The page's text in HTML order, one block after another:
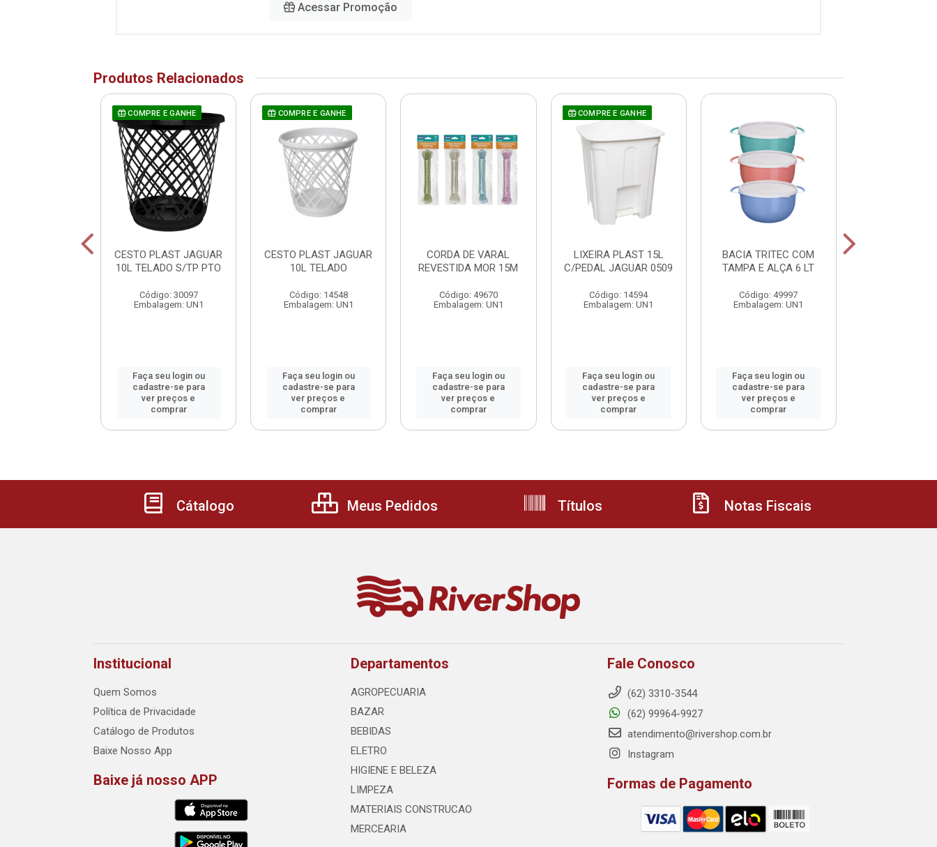
Acessar Promoção
Produtos Relacionados
COMPRE E GANHE
CESTO PLAST JAGUAR
10L TELADO S/TP PTO
Código: 30097
Embalagem: UN1
Faça seu login ou
cadastre-se para
ver preços e
comprar
COMPRE E GANHE
CESTO PLAST JAGUAR
10L TELADO
Código: 14548
Embalagem: UN1
Faça seu login ou
cadastre-se para
ver preços e
comprar
CORDA DE VARAL
REVESTIDA MOR 15M
Código: 49670
Embalagem: UN1
Faça seu login ou
cadastre-se para
ver preços e
comprar
COMPRE E GANHE
LIXEIRA PLAST 15L
C/PEDAL JAGUAR 0509
Código: 14594
Embalagem: UN1
Faça seu login ou
cadastre-se para
ver preços e
comprar
BACIA TRITEC COM
TAMPA E ALÇA 6 LT
Código: 49997
Embalagem: UN1
Faça seu login ou
cadastre-se para
ver preços e
comprar
Cátalogo Meus Pedidos Títulos Notas Fiscais
Institucional
Quem Somos
Política de Privacidade
Catálogo de Produtos
Baixe Nosso App
Baixe já nosso APP
Departamentos
AGROPECUARIA
BAZAR
BEBIDAS
ELETRO
HIGIENE E BELEZA
LIMPEZA
MATERIAIS CONSTRUCAO
MERCEARIA
Fale Conosco
(62) 3310-3544
(62) 99964-9927
atendimento@rivershop.com.br
Instagram
Formas de Pagamento